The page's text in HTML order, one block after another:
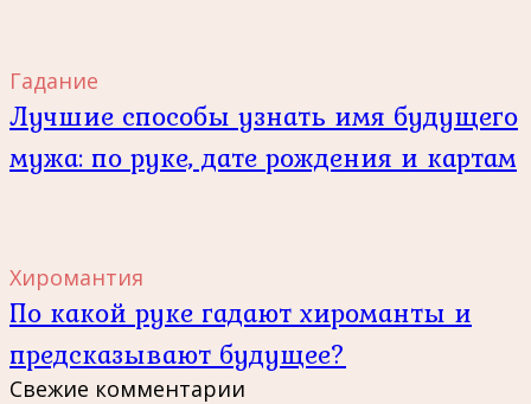
Гадание
Лучшие способы узнать имя будущего
мужа: по руке, дате рождения и картам
Хиромантия
По какой руке гадают хироманты и
предсказывают будущее?
Свежие комментарии